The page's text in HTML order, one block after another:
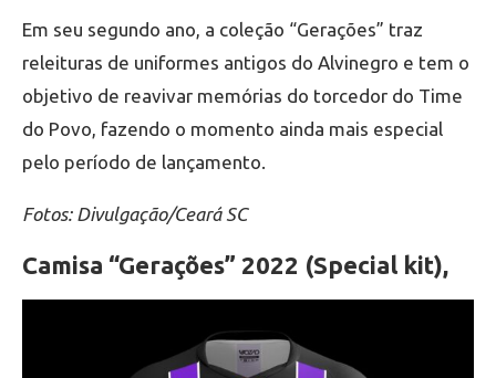
Em seu segundo ano, a coleção “Gerações” traz
releituras de uniformes antigos do Alvinegro e tem o
objetivo de reavivar memórias do torcedor do Time
do Povo, fazendo o momento ainda mais especial
pelo período de lançamento.
Fotos: Divulgação/Ceará SC
Camisa “Gerações” 2022 (Special kit),